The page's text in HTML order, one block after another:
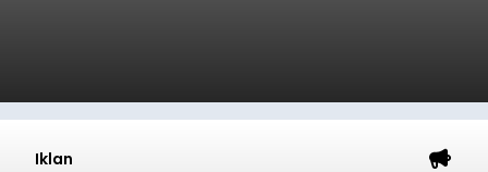
Iklan